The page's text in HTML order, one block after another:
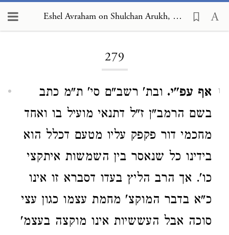
Eshel Avraham on Shulchan Arukh, Orach Chayim 279
279
1 אף עפ"י. ובת' רשב"ם סי' ת"מ כתב
בשם הרמב"ן ז"ל דתנאי מועיל בו ואחד
מחכמי דור פקפק עליו מטעם דכלל הוא
בידינו כל שנאסר בין השמשות איתקצי
כו'. אך הרב הליץ בעדו דסברא זו אינו
כ"א בדבר המוקצ' מחמת עצמו כגון עצי
סוכה אבל העששיות אינו מוקצה בעצמ'